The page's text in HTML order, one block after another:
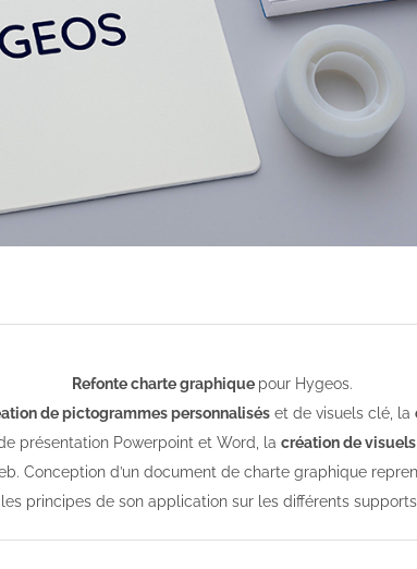
Refonte charte graphique pour Hygeos.
de pictogrammes personnalisés et de visuels clé, la
présentation Powerpoint et Word, la création de
Conception d’un document de charte graphique
principes de son application sur les différents